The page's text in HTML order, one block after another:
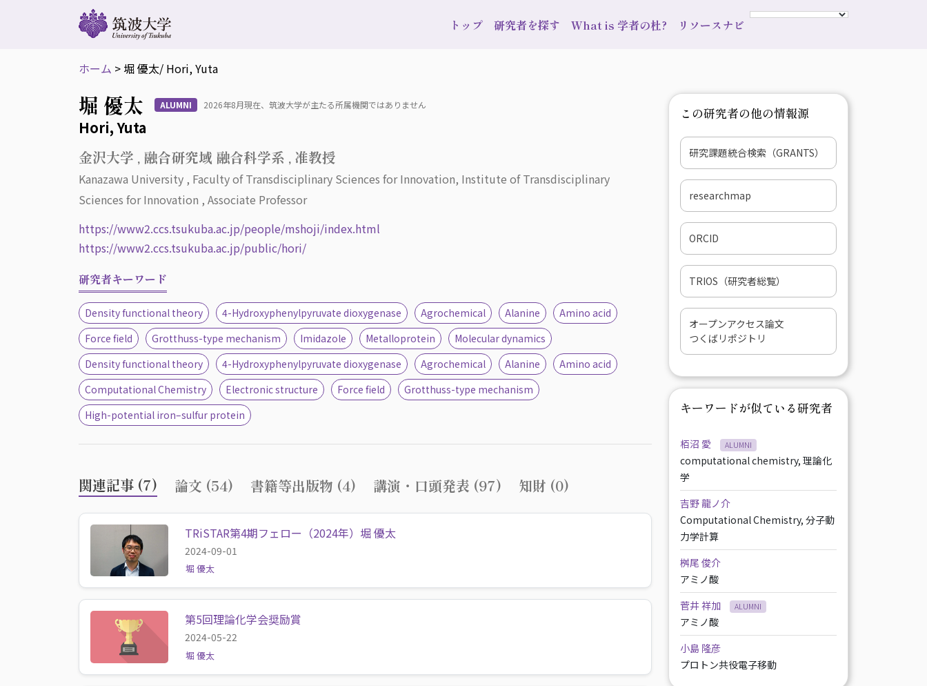
トップ 研究者を探す What is 学者の杜? リソースナビ
ホーム > 堀 優太/ Hori, Yuta
堀 優太 ALUMNI 2026年8月現在、筑波大学が主たる所属機関ではありません
Hori, Yuta
金沢大学 , 融合研究域 融合科学系 , 准教授
Kanazawa University , Faculty of Transdisciplinary Sciences for Innovation, Institute of Transdisciplinary
Sciences for Innovation , Associate Professor
https://www2.ccs.tsukuba.ac.jp/people/mshoji/index.html
https://www2.ccs.tsukuba.ac.jp/public/hori/
研究者キーワード
Density functional theory 4-Hydroxyphenylpyruvate dioxygenase Agrochemical Alanine
Amino acid
Force field
Grotthuss-type mechanism Imidazole Metalloprotein
Molecular dynamics
Density functional theory
4-Hydroxyphenylpyruvate dioxygenase Agrochemical Alanine
Amino acid
Computational Chemistry
Electronic structure Force field
Grotthuss-type mechanism
High-potential iron–sulfur protein
関連記事 (7) 論文 (54) 書籍等出版物 (4) 講演・口頭発表 (97) 知財 (0)
TRiSTAR第4期フェロー（2024年）堀 優太
2024-09-01
堀 優太
第5回理論化学会奨励賞
2024-05-22
堀 優太
この研究者の他の情報源
研究課題統合検索（GRANTS）
researchmap
ORCID
TRIOS（研究者総覧）
オープンアクセス論文
つくばリポジトリ
キーワードが似ている研究者
栢沼 愛 ALUMNI
computational chemistry, 理論化
学
吉野 龍ノ介
Computational Chemistry, 分子動
力学計算
桝尾 俊介
アミノ酸
菅井 祥加
ALUMNI
アミノ酸
小島 隆彦
プロトン共役電子移動